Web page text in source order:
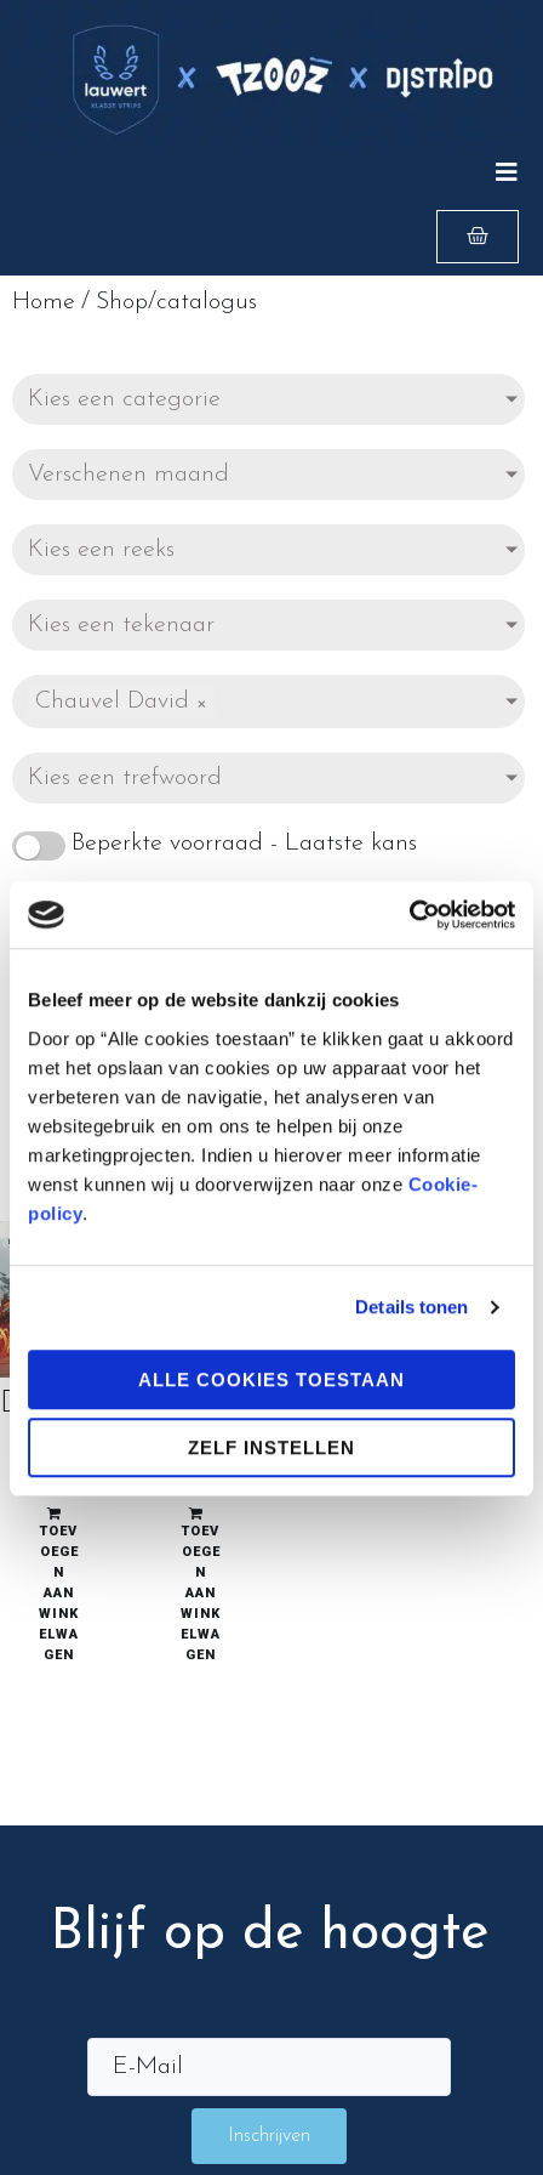
Beleef meer op de website dankzij cookies
Door op “Alle cookies toestaan” te klikken gaat u akkoord
met het opslaan van cookies op uw apparaat voor het
verbeteren van de navigatie, het analyseren van
websitegebruik en om ons te helpen bij onze
marketingprojecten. Indien u hierover meer informatie
wenst kunnen wij u doorverwijzen naar onze Cookie-
policy.
Details tonen
ALLE COOKIES TOESTAAN
ZELF INSTELLEN
Home / Shop/catalogus
Kies een categorie
Verschenen maand
Kies een reeks
Kies een tekenaar
Chauvel David ×
Kies een trefwoord
Beperkte voorraad - Laatste kans
De Koning der Wilden 1 – Hadarfell Hardcover
in stock
TOEV
OEGE
N
AAN
WINK
ELWA
GEN
De Koning der Wilden 1 – Hadarfell Softcover
11,95
in stock
TOEV
OEGE
N
AAN
WINK
ELWA
GEN
Blijf op de hoogte
Inschrijven